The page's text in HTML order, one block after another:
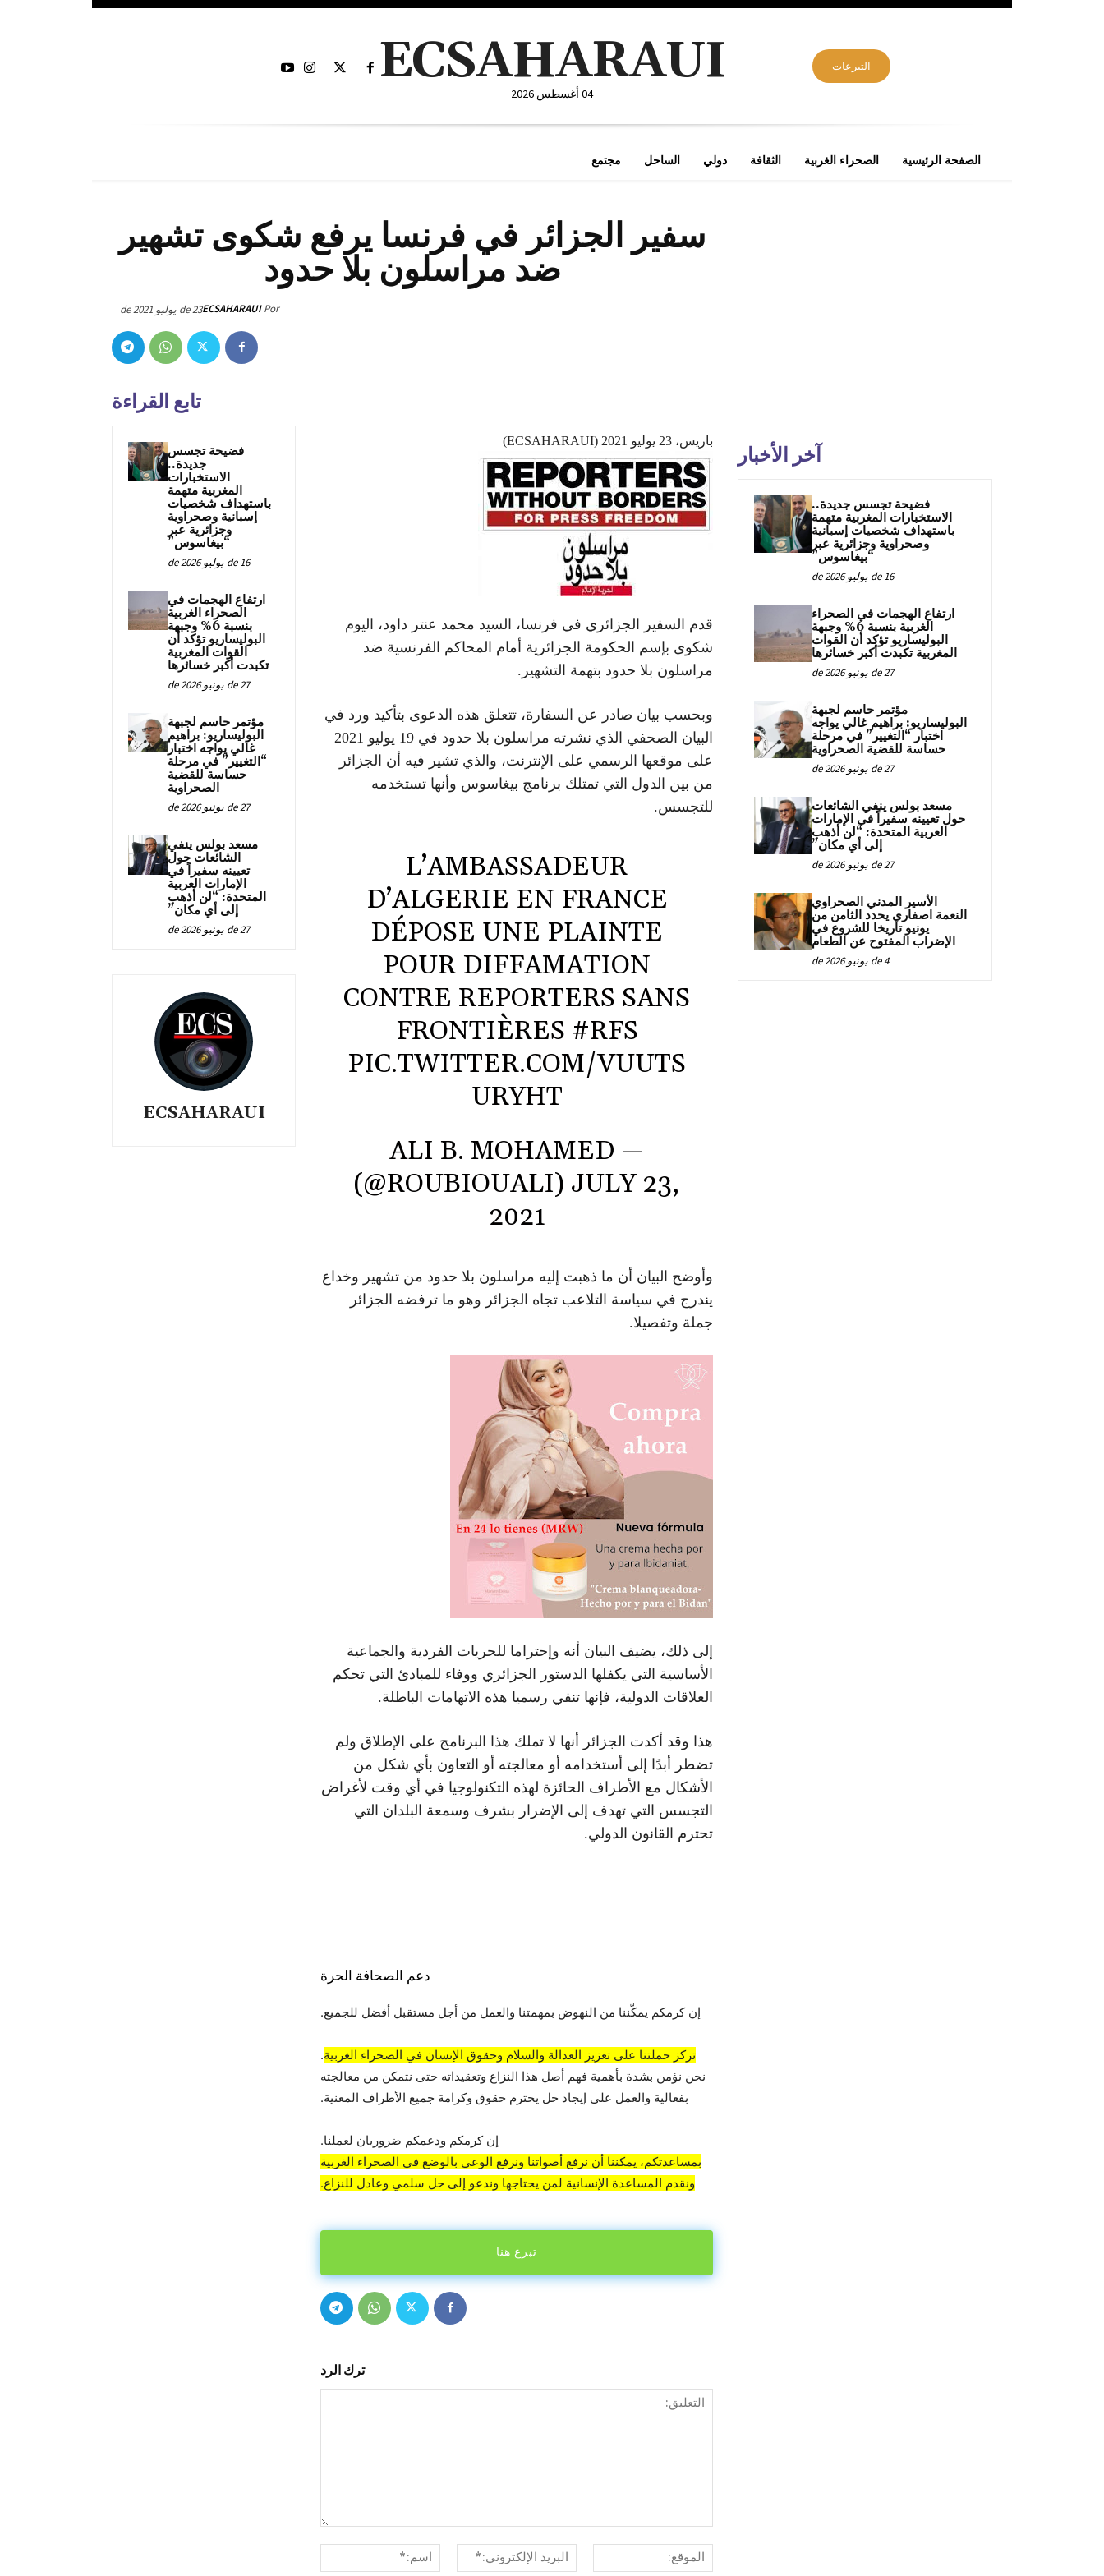
التبرعات ECSAHARAUI
04 أغسطس 2026
الصفحة الرئيسية الصحراء الغربية الثقافة دولي الساحل مجتمع
سفير الجزائر في فرنسا يرفع شكوى تشهير
ضد مراسلون بلا حدود
Por
ECSAHARAUI23 de يوليو de 2021
تابع القراءة
فضيحة تجسس
جديدة..
الاستخبارات
المغربية متهمة
باستهداف شخصيات
إسبانية وصحراوية
وجزائرية عبر
“بيغاسوس”
16 de يوليو de 2026
ارتفاع الهجمات في
الصحراء الغربية
بنسبة 6% وجبهة
البوليساريو تؤكد أن
القوات المغربية
تكبدت أكبر خسائرها
27 de يونيو de 2026
مؤتمر حاسم لجبهة
البوليساريو: براهيم
غالي يواجه اختبار
“التغيير” في مرحلة
حساسة للقضية
الصحراوية
27 de يونيو de 2026
مسعد بولس ينفي
الشائعات حول
تعيينه سفيراً في
الإمارات العربية
المتحدة: “لن أذهب
إلى أي مكان”
27 de يونيو de 2026
ECSAHARAUI
باريس، 23 يوليو 2021 (ECSAHARAUI)
قدم السفير الجزائري في فرنسا، السيد محمد عنتر داود، اليوم
شكوى بإسم الحكومة الجزائرية أمام المحاكم الفرنسية ضد
مراسلون بلا حدود بتهمة التشهير.
وبحسب بيان صادر عن السفارة، تتعلق هذه الدعوى بتأكيد ورد في
البيان الصحفي الذي نشرته مراسلون بلا حدود في 19 يوليو 2021
على موقعها الرسمي على الإنترنت، والذي تشير فيه أن الجزائر
من بين الدول التي تمتلك برنامج بيغاسوس وأنها تستخدمه
للتجسس.
L’AMBASSADEUR
D’ALGERIE EN FRANCE
DÉPOSE UNE PLAINTE
POUR DIFFAMATION
CONTRE REPORTERS SANS
FRONTIÈRES #RFS
PIC.TWITTER.COM/VUUTS
URYHT
— ALI B. MOHAMED
(@ROUBIOUALI) JULY 23,
2021
وأوضح البيان أن ما ذهبت إليه مراسلون بلا حدود من تشهير وخداع
يندرج في سياسة التلاعب تجاه الجزائر وهو ما ترفضه الجزائر
جملة وتفصيلا.
إلى ذلك، يضيف البيان أنه وإحتراما للحريات الفردية والجماعية
الأساسية التي يكفلها الدستور الجزائري ووفاء للمبادئ التي تحكم
العلاقات الدولية، فإنها تنفي رسميا هذه الاتهامات الباطلة.
هذا وقد أكدت الجزائر أنها لا تملك هذا البرنامج على الإطلاق ولم
تضطر أبدًا إلى أستخدامه أو معالجته أو التعاون بأي شكل من
الأشكال مع الأطراف الحائزة لهذه التكنولوجيا في أي وقت لأغراض
التجسس التي تهدف إلى الإضرار بشرف وسمعة البلدان التي
تحترم القانون الدولي.
دعم الصحافة الحرة
إن كرمكم يمكّننا من النهوض بمهمتنا والعمل من أجل مستقبل أفضل للجميع.
تركز حملتنا على تعزيز العدالة والسلام وحقوق الإنسان في الصحراء الغربية.
نحن نؤمن بشدة بأهمية فهم أصل هذا النزاع وتعقيداته حتى نتمكن من معالجته
بفعالية والعمل على إيجاد حل يحترم حقوق وكرامة جميع الأطراف المعنية.
إن كرمكم ودعمكم ضروريان لعملنا.
بمساعدتكم، يمكننا أن نرفع أصواتنا ونرفع الوعي بالوضع في الصحراء الغربية
ونقدم المساعدة الإنسانية لمن يحتاجها وندعو إلى حل سلمي وعادل للنزاع.
تبرع هنا
ترك الرد
الإلكتروني:*
الموقع:
آخر الأخبار
فضيحة تجسس جديدة..
الاستخبارات المغربية متهمة
باستهداف شخصيات إسبانية
وصحراوية وجزائرية عبر
“بيغاسوس”
16 de يوليو de 2026
ارتفاع الهجمات في الصحراء
الغربية بنسبة 6% وجبهة
البوليساريو تؤكد أن القوات
المغربية تكبدت أكبر خسائرها
27 de يونيو de 2026
مؤتمر حاسم لجبهة
البوليساريو: براهيم غالي يواجه
اختبار “التغيير” في مرحلة
حساسة للقضية الصحراوية
27 de يونيو de 2026
مسعد بولس ينفي الشائعات
حول تعيينه سفيراً في الإمارات
العربية المتحدة: “لن أذهب
إلى أي مكان”
27 de يونيو de 2026
الأسير المدني الصحراوي
النعمة اصفاري يحدد الثامن من
يونيو تاريخا للشروع في
الإضراب المفتوح عن الطعام
4 de يونيو de 2026